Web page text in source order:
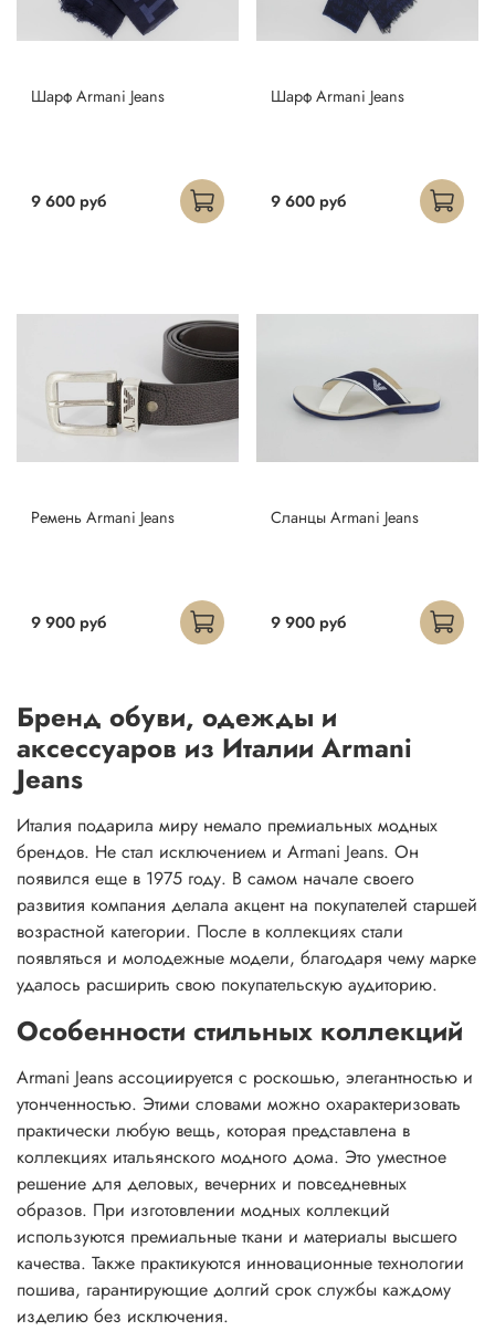
Шарф Armani Jeans
9 600 руб
Шарф Armani Jeans
9 600 руб
Ремень Armani Jeans
9 900 руб
Сланцы Armani Jeans
9 900 руб
Бренд обуви, одежды и
аксессуаров из Италии Armani
Jeans
Италия подарила миру немало премиальных модных
брендов. Не стал исключением и Armani Jeans. Он
появился еще в 1975 году. В самом начале своего
развития компания делала акцент на покупателей старшей
возрастной категории. После в коллекциях стали
появляться и молодежные модели, благодаря чему марке
удалось расширить свою покупательскую аудиторию.
Особенности стильных коллекций
Armani Jeans ассоциируется с роскошью, элегантностью и
утонченностью. Этими словами можно охарактеризовать
практически любую вещь, которая представлена в
коллекциях итальянского модного дома. Это уместное
решение для деловых, вечерних и повседневных
образов. При изготовлении модных коллекций
используются премиальные ткани и материалы высшего
качества. Также практикуются инновационные технологии
пошива, гарантирующие долгий срок службы каждому
изделию без исключения.